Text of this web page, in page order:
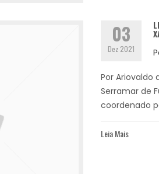
03
Dez 2021
Por Ariovaldo
Serramar de
coordenado
Leia Mais